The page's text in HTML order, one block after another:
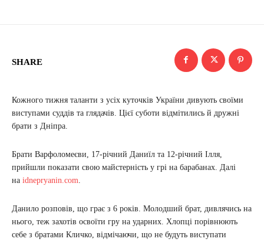
SHARE
Кожного тижня таланти з усіх куточків України дивують своїми
виступами суддів та глядачів. Цієї суботи відмітились й дружні
брати з Дніпра.
Брати Варфоломеєви, 17-річний Даниїл та 12-річний Ілля,
прийшли показати свою майстерність у грі на барабанах. Далі
на idnepryanin.com
Данило розповів, що грає з 6 років. Молодший брат, дивлячись на
нього, теж захотів освоїти гру на ударних. Хлопці порівнюють
себе з братами Кличко, відмічаючи, що не будуть виступати